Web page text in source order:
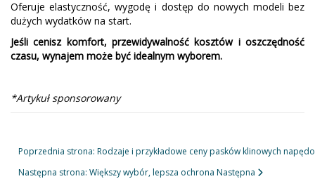
Oferuje elastyczność, wygodę i dostęp do nowych modeli bez
dużych wydatków na start.
Jeśli cenisz komfort, przewidywalność kosztów i oszczędność
czasu, wynajem może być idealnym wyborem.
*Artykuł sponsorowany
Poprzednia strona: Rodzaje i przykładowe ceny pasków klinowych
Następna strona: Większy wybór, lepsza ochrona Następna